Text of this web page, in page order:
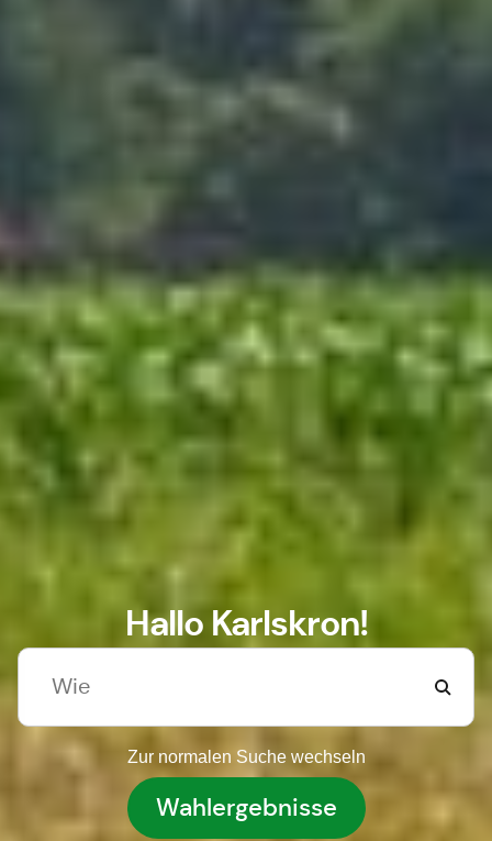
Hallo Karlskron!
Zur normalen Suche wechseln
Wahlergebnisse